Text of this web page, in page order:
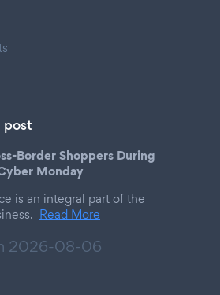
post
Border Shoppers During
Monday
is an integral part of the
Read More
2026-08-06